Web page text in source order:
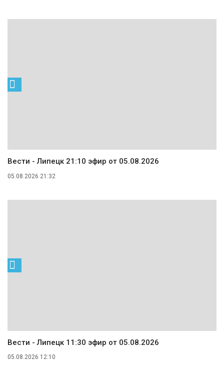
Вести - Липецк 21:10 эфир от 05.08.2026
05.08.2026 21:32
Вести - Липецк 11:30 эфир от 05.08.2026
05.08.2026 12:10